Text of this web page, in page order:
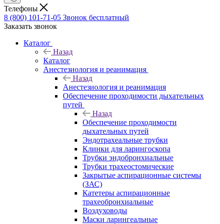
Телефоны
8 (800) 101-71-05 Звонок бесплатный
Заказать звонок
Каталог
Назад
Каталог
Анестезиология и реанимация
Назад
Анестезиология и реанимация
Обеспечение проходимости дыхательных
путей
Назад
Обеспечение проходимости
дыхательных путей
Эндотрахеальные трубки
Клинки для ларингоскопа
Трубки эндобронхиальные
Трубки трахеостомические
Закрытые аспирационные системы
(ЗАС)
Катетеры аспирационные
трахеобронхиальные
Воздуховоды
Маски ларингеальные